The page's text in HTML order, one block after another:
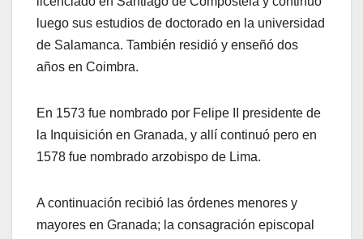
luego sus estudios de doctorado en la universidad
de Salamanca. También residió y enseñó dos
años en Coimbra.
En 1573 fue nombrado por Felipe II presidente de
la Inquisición en Granada, y allí continuó pero en
1578 fue nombrado arzobispo de Lima.
A continuación recibió las órdenes menores y
mayores en Granada; la consagración episcopal